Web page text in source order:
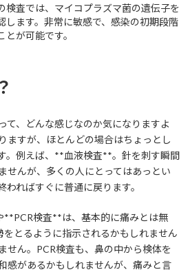
検査では、マイコプラズマ菌の遺伝子を
します。非常に敏感で、感染の初期段階
が可能です。
て、どんな感じなのか気になりますよ
ますが、ほとんどの場合はちょっとし
。例えば、**血液検査**。針を刺す瞬間
せんが、多くの人にとってはあっとい
わればすぐに普通に戻ります。
検査**は、基本的に痛みとは無
とるように指示されるかもしれません
せん。PCR検査も、鼻の中から検体を
感があるかもしれませんが、痛みと言